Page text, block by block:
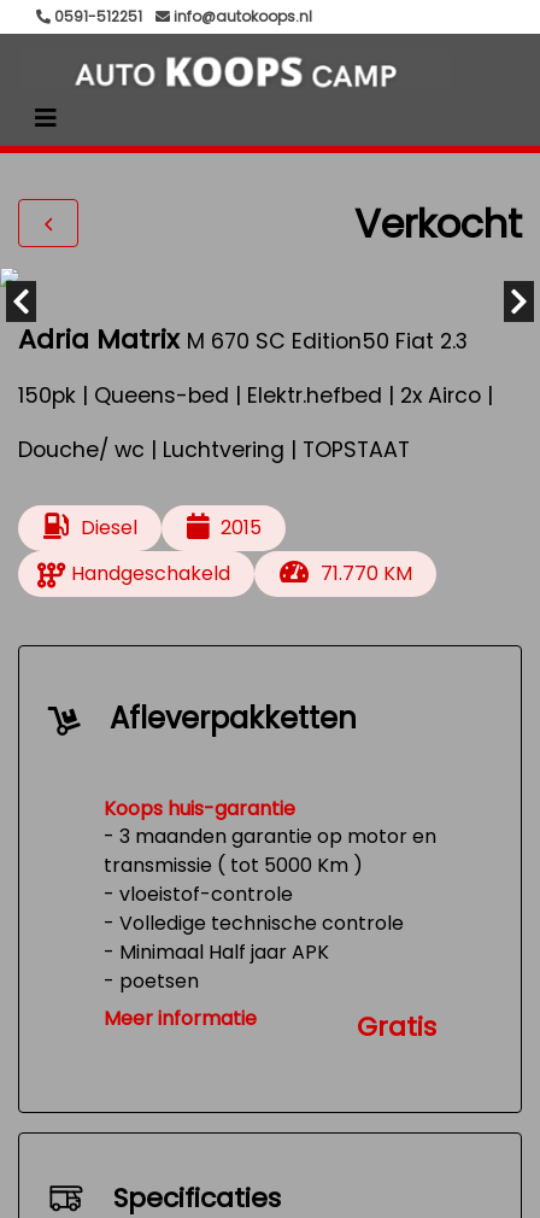
0591-512251 info@autokoops.nl
Verkocht
Adria Matrix M 670 SC Edition50 Fiat 2.3
150pk | Queens-bed | Elektr.hefbed | 2x Airco |
Douche/ wc | Luchtvering | TOPSTAAT
Diesel
2015
Handgeschakeld
71.770 KM
Afleverpakketten
Koops huis-garantie
- 3 maanden garantie op motor en
transmissie ( tot 5000 Km )
- vloeistof-controle
- Volledige technische controle
- Minimaal Half jaar APK
- poetsen
- Tank 1/4 vol
Meer informatie Gratis
Specificaties